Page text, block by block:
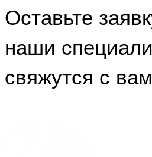
Оставьте
наши
свяжутся с